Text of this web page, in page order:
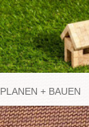
PLANEN + BAUEN